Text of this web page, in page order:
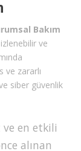
Bakım
ve
ve zararlı
siber güvenlik
ve en etkili
alınan